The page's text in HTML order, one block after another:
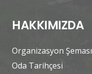
HAKKIMIZDA
Organizasyon Şeması
Oda Tarihçesi